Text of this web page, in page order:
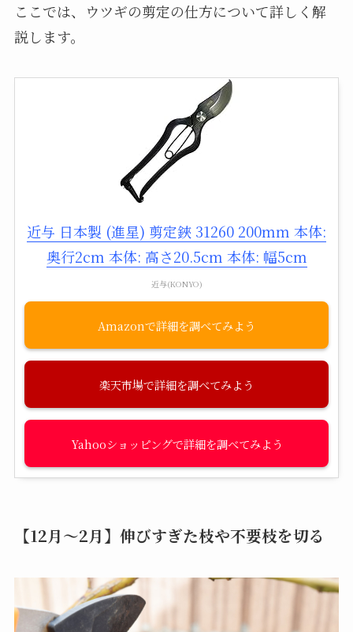
ここでは、ウツギの剪定の仕方について詳しく解
説します。
近与 日本製 (進星) 剪定鋏 31260 200mm 本体:
奥行2cm 本体: 高さ20.5cm 本体: 幅5cm
近与(KONYO)
Amazon
楽天市場
Yahooショッピング
【12月～2月】伸びすぎた枝や不要枝を切る